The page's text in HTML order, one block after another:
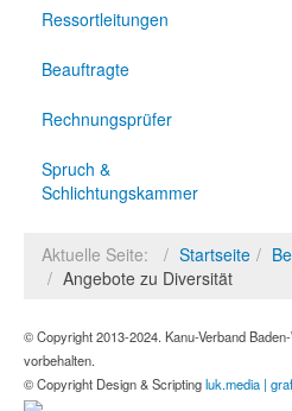
Ressortleitungen
Beauftragte
Rechnungsprüfer
Spruch &
Schlichtungskammer
Aktuelle Seite: Startseite
Angebote zu Diversität
© Copyright 2013-2024. Kanu-Verband
vorbehalten.
© Copyright Design & Scriptingluk.media |